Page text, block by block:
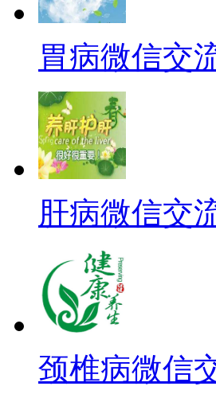
胃病微信交
肝病微信交
颈椎病微信